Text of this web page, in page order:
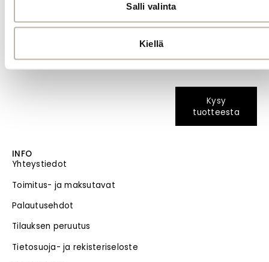
Salli valinta
Kiellä
colored with
direct dyes and
Kysy
tuotteesta
INFO
Yhteystiedot
Toimitus- ja maksutavat
Palautusehdot
Tilauksen peruutus
Tietosuoja- ja rekisteriseloste